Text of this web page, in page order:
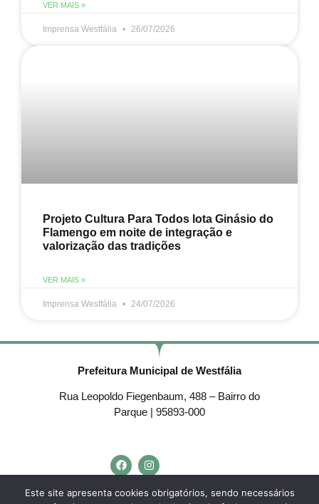
VER MAIS »
Imprensa Westfália 26/07/2026
Projeto Cultura Para Todos lota Ginásio do
Flamengo em noite de integração e
valorização das tradições
VER MAIS »
Imprensa Westfália 24/07/2026
Prefeitura Municipal de Westfália
Rua Leopoldo Fiegenbaum, 488 – Bairro do
Parque | 95893-000
Este site apresenta cookies obrigatórios, sendo necessários